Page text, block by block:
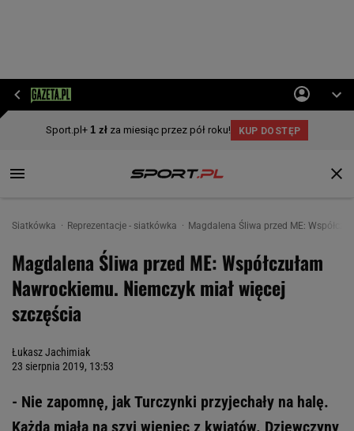
Siatkówka Reprezentacje - siatkówka Magdalena Śliwa przed ME:
Magdalena Śliwa przed ME: Współczułam
Nawrockiemu. Niemczyk miał więcej
szczęścia
Łukasz Jachimiak
23 sierpnia 2019, 13:53
- Nie zapomnę, jak Turczynki przyjechały na halę.
Każda miała na szyi wieniec z kwiatów. Dziewczyny